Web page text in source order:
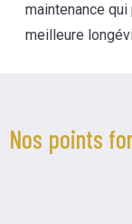
maintenance
meilleure
Nos points